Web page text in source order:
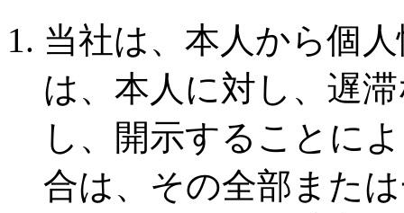
当社は、本人から個
は、本人に対し、遅
し、開示することに
合は、その全部また